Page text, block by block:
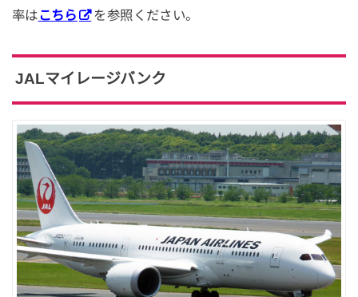
率はこちら を参照ください。
JALマイレージバンク